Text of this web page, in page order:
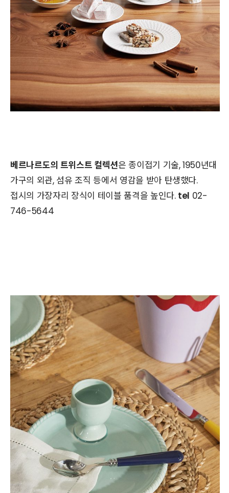
베르나르도의 트위스트 컬렉션은 종이접기 기술, 1950년대
가구의 외관, 섬유 조직 등에서 영감을 받아 탄생했다.
접시의 가장자리 장식이 테이블 품격을 높인다. tel 02-
746-5644